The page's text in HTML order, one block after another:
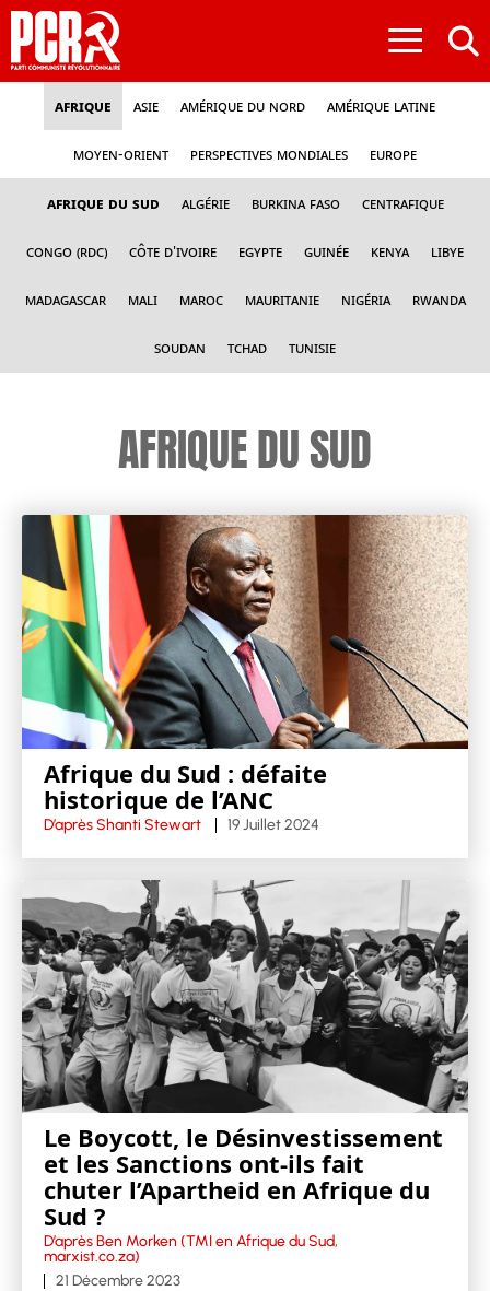
≡
Afrique Asie Amérique du nord Amérique latine
Moyen-Orient Perspectives mondiales Europe
Afrique du sud Algérie Burkina Faso Centrafique
Congo (RDC) Côte d'Ivoire Egypte Guinée Kenya Libye
Madagascar Mali Maroc Mauritanie Nigéria Rwanda
Soudan Tchad Tunisie
AFRIQUE DU SUD
Afrique du Sud : défaite
historique de l’ANC
D’après Shanti Stewart 19 Juillet 2024
Le Boycott, le Désinvestissement
et les Sanctions ont-ils fait
chuter l’Apartheid en Afrique du
Sud ?
D’après Ben Morken (TMI en Afrique du Sud,
marxist.co.za)
21 Décembre 2023